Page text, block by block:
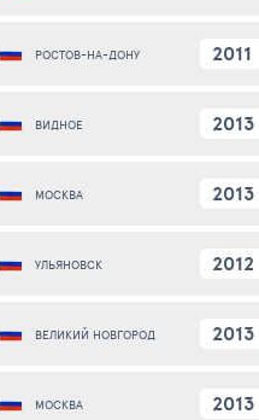
РОСТОВ-НА-ДОНУ 2011
ВИДНОЕ 2013
МОСКВА 2013
УЛЬЯНОВСК 2012
ВЕЛИКИЙ НОВГОРОД 2013
МОСКВА 2013